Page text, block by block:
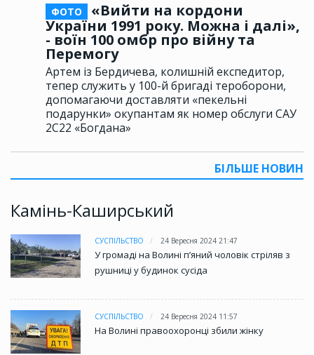
ФОТО
«Вийти на кордони
України 1991 року. Можна і далі»,
- воїн 100 омбр про війну та
Перемогу
Артем із Бердичева, колишній експедитор,
тепер служить у 100-й бригаді тероборони,
допомагаючи доставляти «пекельні
подарунки» окупантам як номер обслуги САУ
2С22 «Богдана»
БІЛЬШЕ НОВИН
Камінь-Каширський
СУСПІЛЬСТВО 24 Вересня 2024 21:47
У громаді на Волині пʼяний чоловік стріляв з
рушниці у будинок сусіда
СУСПІЛЬСТВО 24 Вересня 2024 11:57
На Волині правоохоронці збили жінку